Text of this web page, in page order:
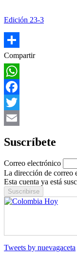
Edición 23-3
Share
Compartir
WhatsApp
Facebook
Twitter
Suscríbete
Correo electrónico
La dirección de correo
Esta cuenta ya está
Tweets by nuevagaceta